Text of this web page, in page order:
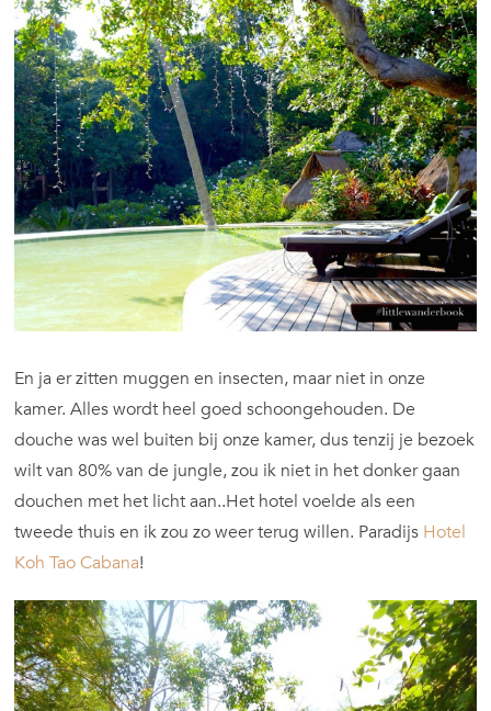
En ja er zitten muggen en insecten, maar niet in onze
kamer. Alles wordt heel goed schoongehouden. De
douche was wel buiten bij onze kamer, dus tenzij je bezoek
wilt van 80% van de jungle, zou ik niet in het donker gaan
douchen met het licht aan..Het hotel voelde als een
tweede thuis en ik zou zo weer terug willen. Paradijs Hotel
Koh Tao Cabana!